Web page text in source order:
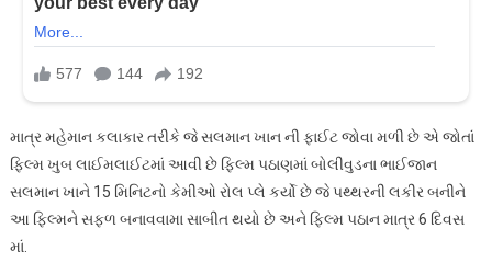
માત્ર મહેમાન કલાકાર તરીકે જે સલમાન ખાન ની ફાઈટ જોવા મળી છે એ જોતાં
ફિલ્મ ખુબ લાઈમલાઈટમાં આવી છે ફિલ્મ પઠાણમાં બોલીવુડના ભાઈજાન
સલમાન ખાને 15 મિનિટનો કેમીઓ રોલ પ્લે કર્યો છે જે પથ્થરની લકીર બનીને
આ ફિલ્મને સફળ બનાવવામા સાબીત થયો છે અને ફિલ્મ પઠાન માત્ર 6 દિવસ
માં.